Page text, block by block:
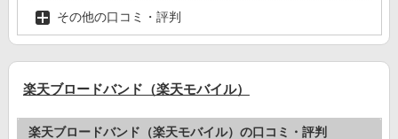
その他の口コミ・評判
楽天ブロードバンド（楽天モバイル）
楽天ブロードバンド（楽天モバイル）の口コミ・評判